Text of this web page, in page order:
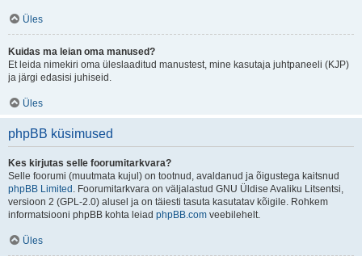
Üles
Kuidas ma leian oma manused?
Et leida nimekiri oma üleslaaditud manustest, mine kasutaja juhtpaneeli (KJP)
ja järgi edasisi juhiseid.
Üles
phpBB küsimused
Kes kirjutas selle foorumitarkvara?
Selle foorumi (muutmata kujul) on tootnud, avaldanud ja õigustega kaitsnud
phpBB Limited . Foorumitarkvara on väljalastud GNU Üldise Avaliku Litsentsi,
versioon 2 (GPL-2.0) alusel ja on täiesti tasuta kasutatav kõigile. Rohkem
informatsiooni phpBB kohta leiad phpBB.com veebilehelt.
Üles